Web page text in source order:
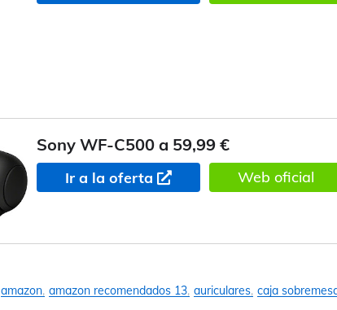
Sony WF-C500 a 59,99 €
Ir a la oferta Web oficial
amazon amazon recomendados 13 auriculares caja